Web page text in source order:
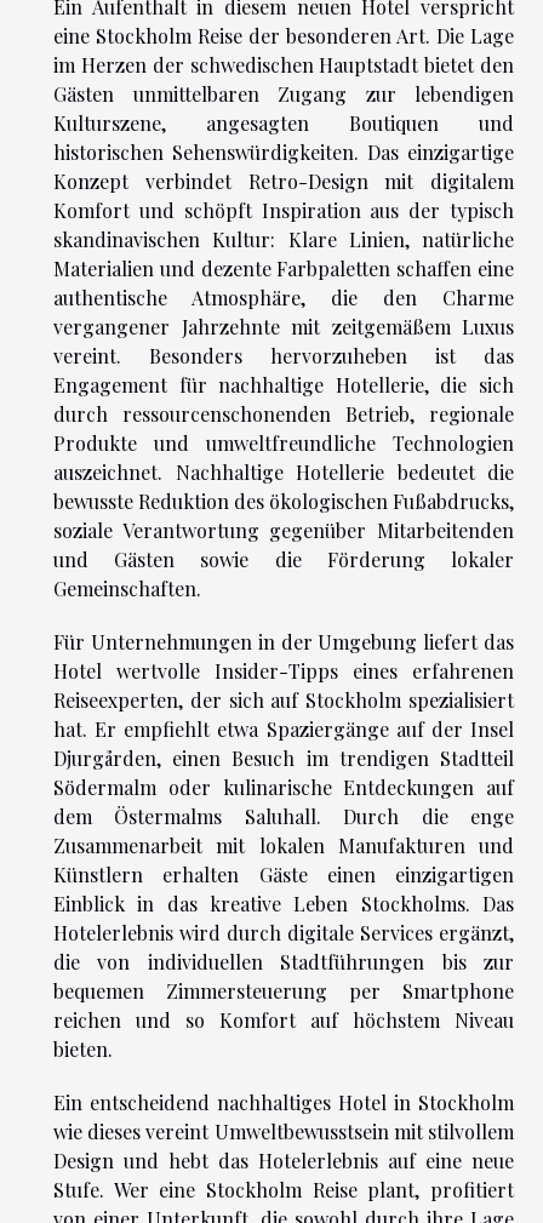
Ein Aufenthalt in diesem neuen Hotel verspricht
eine Stockholm Reise der besonderen Art. Die Lage
im Herzen der schwedischen Hauptstadt bietet den
Gästen unmittelbaren Zugang zur lebendigen
Kulturszene, angesagten Boutiquen und
historischen Sehenswürdigkeiten. Das einzigartige
Konzept verbindet Retro-Design mit digitalem
Komfort und schöpft Inspiration aus der typisch
skandinavischen Kultur: Klare Linien, natürliche
Materialien und dezente Farbpaletten schaffen eine
authentische Atmosphäre, die den Charme
vergangener Jahrzehnte mit zeitgemäßem Luxus
vereint. Besonders hervorzuheben ist das
Engagement für nachhaltige Hotellerie, die sich
durch ressourcenschonenden Betrieb, regionale
Produkte und umweltfreundliche Technologien
auszeichnet. Nachhaltige Hotellerie bedeutet die
bewusste Reduktion des ökologischen Fußabdrucks,
soziale Verantwortung gegenüber Mitarbeitenden
und Gästen sowie die Förderung lokaler
Gemeinschaften.
Für Unternehmungen in der Umgebung liefert das
Hotel wertvolle Insider-Tipps eines erfahrenen
Reiseexperten, der sich auf Stockholm spezialisiert
hat. Er empfiehlt etwa Spaziergänge auf der Insel
Djurgården, einen Besuch im trendigen Stadtteil
Södermalm oder kulinarische Entdeckungen auf
dem Östermalms Saluhall. Durch die enge
Zusammenarbeit mit lokalen Manufakturen und
Künstlern erhalten Gäste einen einzigartigen
Einblick in das kreative Leben Stockholms. Das
Hotelerlebnis wird durch digitale Services ergänzt,
die von individuellen Stadtführungen bis zur
bequemen Zimmersteuerung per Smartphone
reichen und so Komfort auf höchstem Niveau
bieten.
Ein entscheidend nachhaltiges Hotel in Stockholm
wie dieses vereint Umweltbewusstsein mit stilvollem
Design und hebt das Hotelerlebnis auf eine neue
Stufe. Wer eine Stockholm Reise plant, profitiert